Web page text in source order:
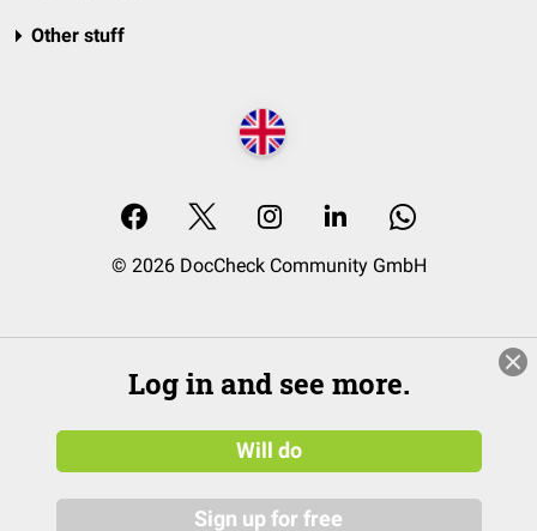
Other stuff
© 2026 DocCheck Community GmbH
Log in and see more.
Will do
Sign up for free